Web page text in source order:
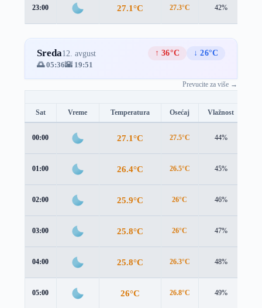
23:00 27.1°C 27.3°C 42%
Sreda12. avgust ↑ 36°C
↓ 26°C
🌅 05:36🌇 19:51
Prevucite za više →
Sat Vreme Temperatura Osećaj Vlažnost
00:00 27.1°C 27.5°C 44%
01:00 26.4°C 26.5°C 45%
02:00 25.9°C 26°C 46%
03:00 25.8°C 26°C 47%
04:00 25.8°C 26.3°C 48%
05:00 26°C 26.8°C 49%